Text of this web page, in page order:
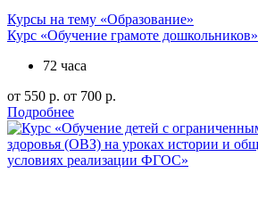
Курсы на тему «Образование»
Курс «Обучение грамоте дошкольников»
72 часа
от 550 р. от 700 р.
Подробнее